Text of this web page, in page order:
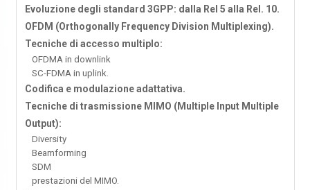
Evoluzione degli standard 3GPP: dalla Rel 5 alla Rel. 10.
OFDM (Orthogonally Frequency Division Multiplexing).
Tecniche di accesso multiplo:
OFDMA in downlink
SC-FDMA in uplink.
Codifica e modulazione adattativa.
Tecniche di trasmissione MIMO (Multiple Input Multiple
Output):
Diversity
Beamforming
SDM
prestazioni del MIMO.